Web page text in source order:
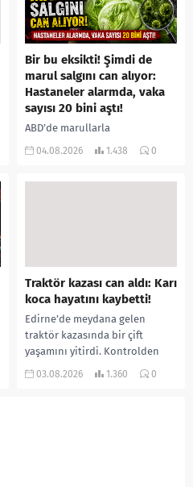
Bir bu eksikti! Şimdi de
marul salgını can alıyor:
Hastaneler alarmda, vaka
sayısı 20 bini aştı!
ABD’de marullarla
ilişkilendirilen siklospora
04.08.2026 1.438 0
Traktör kazası can aldı: Karı
koca hayatını kaybetti!
Edirne’de meydana gelen
traktör kazasında bir çift
yaşamını yitirdi. Kontrolden
çıkarak devrilen traktörün
03.08.2026 1.360 0